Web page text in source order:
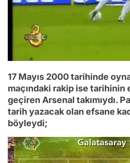
17 Mayıs 2000 tarihinde
maçındaki rakip ise tarihinin
geçiren Arsenal takımıydı.
tarih yazacak olan efsane
böyleydi;